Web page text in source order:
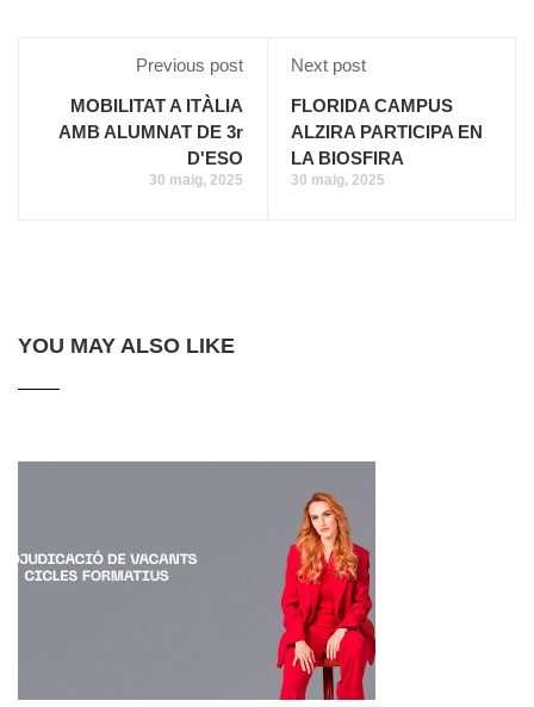
Previous post
MOBILITAT A ITÀLIA
AMB ALUMNAT DE 3r
D'ESO
30 maig, 2025
Next post
FLORIDA CAMPUS
ALZIRA PARTICIPA EN
LA BIOSFIRA
30 maig, 2025
YOU MAY ALSO LIKE